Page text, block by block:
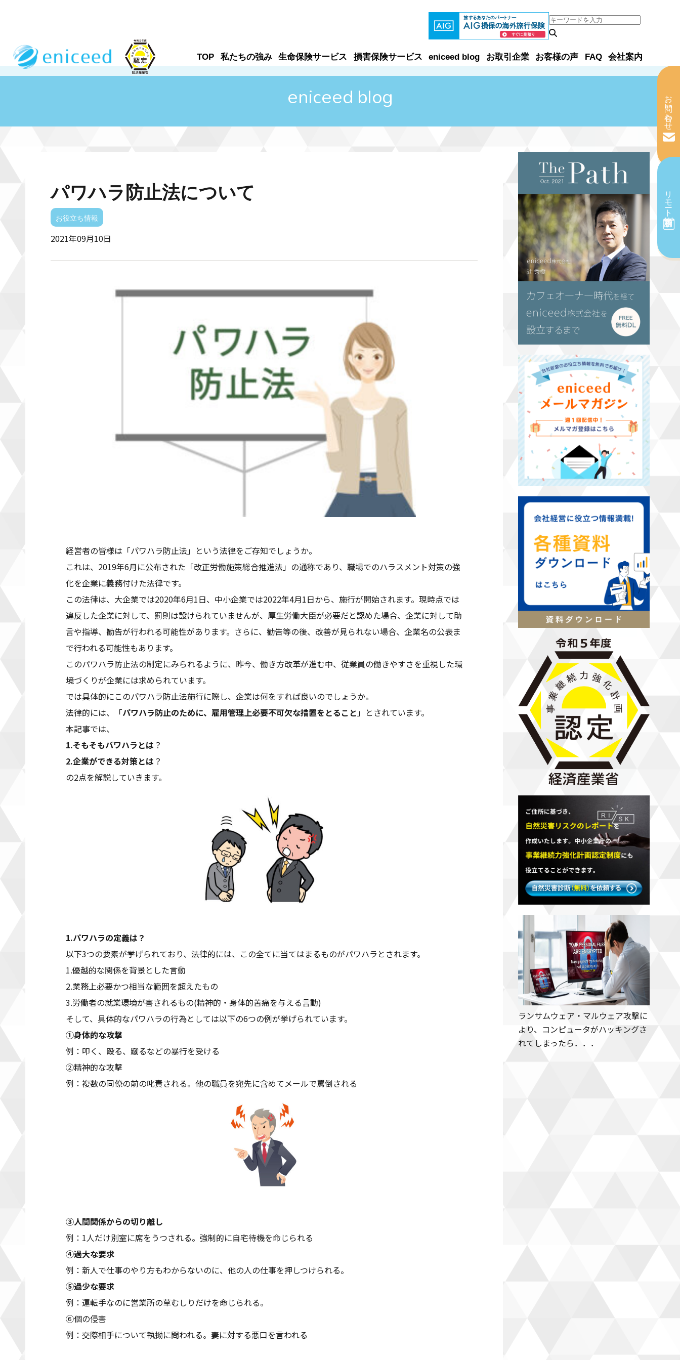
TOP 私たちの強み 生命保険サービス 損害保険サービス eniceed blog お取引企業 お客様の声 FAQ 会社案内
eniceed blog お問い合わせ
リモート相談予約
パワハラ防止法について
お役立ち情報
2021年09月10日
経営者の皆様は「パワハラ防止法」という法律をご存知でしょうか。
これは、2019年6月に公布された「改正労働施策総合推進法」の通称であり、職場でのハラスメント対策の強
化を企業に義務付けた法律です。
この法律は、大企業では2020年6月1日、中小企業では2022年4月1日から、施行が開始されます。現時点では
違反した企業に対して、罰則は設けられていませんが、厚生労働大臣が必要だと認めた場合、企業に対して助
言や指導、勧告が行われる可能性があります。さらに、勧告等の後、改善が見られない場合、企業名の公表ま
で行われる可能性もあります。
このパワハラ防止法の制定にみられるように、昨今、働き方改革が進む中、従業員の働きやすさを重視した環
境づくりが企業には求められています。
では具体的にこのパワハラ防止法施行に際し、企業は何をすれば良いのでしょうか。
法律的には、「パワハラ防止のために、雇用管理上必要不可欠な措置をとること」とされています。
本記事では、
1.そもそもパワハラとは ？
2.企業ができる対策とは ？
の2点を解説していきます。
1.パワハラの定義は？
以下3つの要素が挙げられており、法律的には、この全てに当てはまるものがパワハラとされます。
1.優越的な関係を背景とした言動
2.業務上必要かつ相当な範囲を超えたもの
3.労働者の就業環境が害されるもの(精神的・身体的苦痛を与える言動)
そして、具体的なパワハラの行為としては以下の6つの例が挙げられています。
①身体的な攻撃
例：叩く、殴る、蹴るなどの暴行を受ける
②精神的な攻撃
例：複数の同僚の前の叱責される。他の職員を宛先に含めてメールで罵倒される
③人間関係からの切り離し
例：1人だけ別室に席をうつされる。強制的に自宅待機を命じられる
④過大な要求
例：新人で仕事のやり方もわからないのに、他の人の仕事を押しつけられる。
⑤過少な要求
例：運転手なのに営業所の草むしりだけを命じられる。
⑥個の侵害
例：交際相手について執拗に問われる。妻に対する悪口を言われる
ランサムウェア・マルウェア攻撃に
より、コンピュータがハッキングさ
れてしまったら．．．